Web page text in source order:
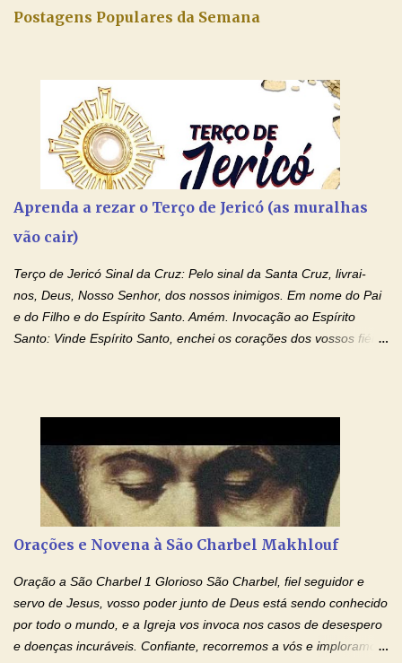
Postagens Populares da Semana
Aprenda a rezar o Terço de Jericó (as muralhas
vão cair)
Terço de Jericó Sinal da Cruz: Pelo sinal da Santa Cruz, livrai-
nos, Deus, Nosso Senhor, dos nossos inimigos. Em nome do Pai
e do Filho e do Espírito Santo. Amém. Invocação ao Espírito
Santo: Vinde Espírito Santo, enchei os corações dos vossos fiéis
o mesmo Espírito e gozemos sempre da sua consolação. Por
Cristo, Senhor Nosso. Amém. Creio: Creio em Deus Pai Todo-
Poderoso, Criador do céu e da terra; e em Jesus Cristo, seu
único Filho, nosso Senhor; que foi concebido pelo poder do Espí­
foi crucificado, morto e sepultado. Desceu à mansão dos mortos;
ressuscitou ao terceiro dia; subiu aos céus, está sentado à direita
de Deus Pai todo-poderoso, donde há de vir a julgar os v...
Orações e Novena à São Charbel Makhlouf
Oração a São Charbel 1 Glorioso São Charbel, fiel seguidor e
servo de Jesus, vosso poder junto de Deus está sendo conhecido
por todo o mundo, e a Igreja vos invoca nos casos de desespero
e doenças incuráveis. Confiante, recorremos a vós e imploramos